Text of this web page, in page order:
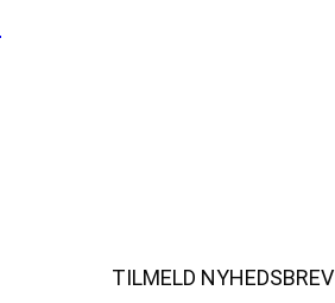
TILMELD NYHEDSBREV